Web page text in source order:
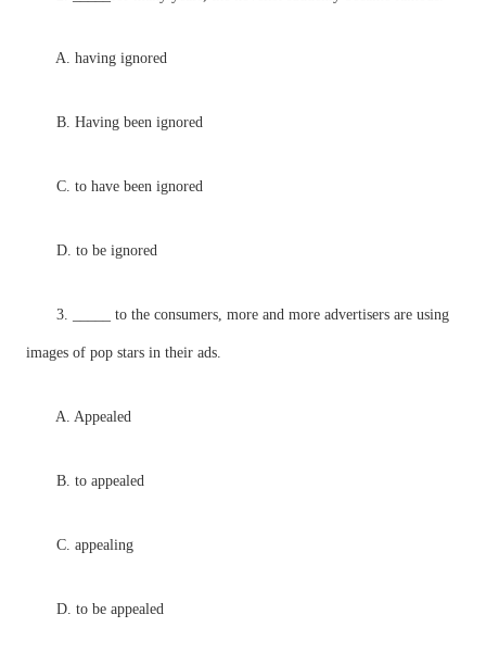
A. having ignored
B. Having been ignored
C. to have been ignored
D. to be ignored
3. _____ to the consumers, more and more advertisers are using
images of pop stars in their ads.
A. Appealed
B. to appealed
C. appealing
D. to be appealed